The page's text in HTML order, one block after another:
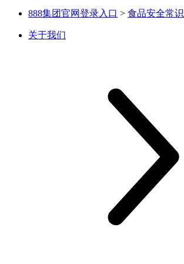
888集团官网登录入口 > 食品安全常识
关于我们